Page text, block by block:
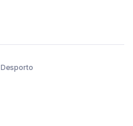
Desporto